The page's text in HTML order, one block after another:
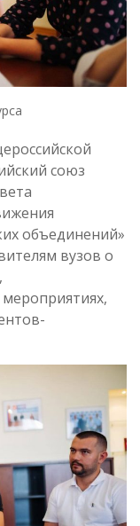
союз
объединений»
вузов о